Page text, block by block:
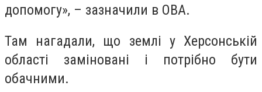
допомогу», – зазначили в ОВА.
Там нагадали, що землі у Херсонській
області заміновані і потрібно бути
обачними.